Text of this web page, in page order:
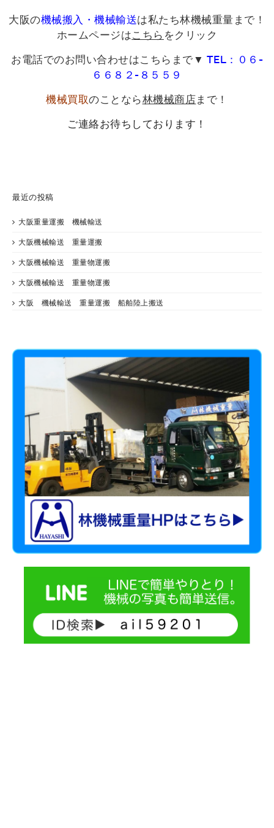
大阪の機械搬入・機械輸送は私たち林機械重量まで！
ホームページはこちら をクリック
お電話でのお問い合わせはこちらまで▼ TEL：０６-
６６８２-８５５９
機械買取のことなら林機械商店まで！
ご連絡お待ちしております！
最近の投稿
大阪重量運搬 機械輸送
大阪機械輸送 重量運搬
大阪機械輸送 重量物運搬
大阪機械輸送 重量物運搬
大阪 機械輸送 重量運搬 船舶陸上搬送